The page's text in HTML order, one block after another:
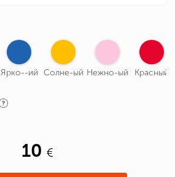
10
Ярко--ий Солне-ый Нежно-ый Красный